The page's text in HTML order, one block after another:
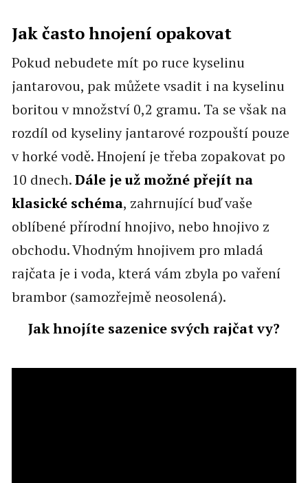
Jak často hnojení opakovat
Pokud nebudete mít po ruce kyselinu
jantarovou, pak můžete vsadit i na kyselinu
boritou v množství 0,2 gramu. Ta se však na
rozdíl od kyseliny jantarové rozpouští pouze
v horké vodě. Hnojení je třeba zopakovat po
10 dnech.Dále je už možné přejít na
klasické schéma, zahrnující buď vaše
oblíbené přírodní hnojivo, nebo hnojivo z
obchodu. Vhodným hnojivem pro mladá
rajčata je i voda, která vám zbyla po vaření
brambor (samozřejmě neosolená).
Jak hnojíte sazenice svých rajčat vy?